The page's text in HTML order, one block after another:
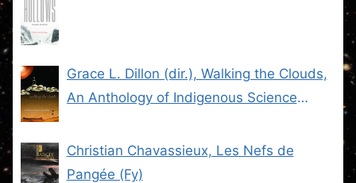
Grace L. Dillon (dir.), Walking the Clouds,
An Anthology of Indigenous Science
Christian Chavassieux, Les Nefs de
Pangée (Fy)